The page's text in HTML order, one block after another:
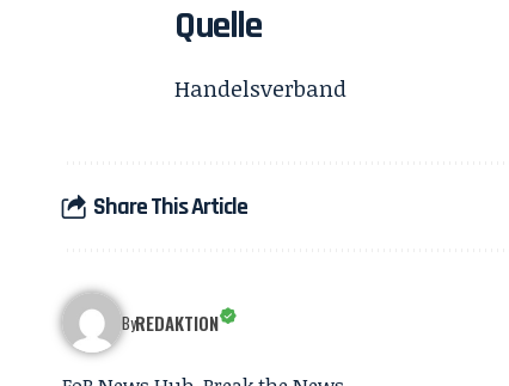
Quelle
Handelsverband
Share This Article
ByREDAKTION